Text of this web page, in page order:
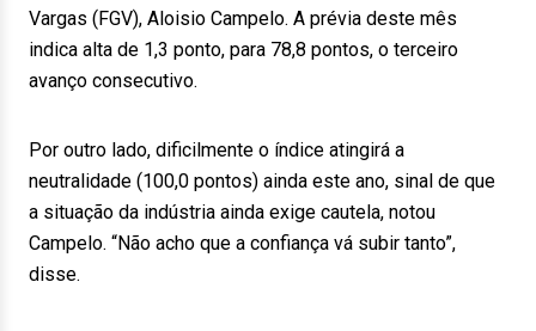
Vargas (FGV), Aloisio Campelo. A prévia deste mês
indica alta de 1,3 ponto, para 78,8 pontos, o terceiro
avanço consecutivo.
Por outro lado, dificilmente o índice atingirá a
neutralidade (100,0 pontos) ainda este ano, sinal de que
a situação da indústria ainda exige cautela, notou
Campelo. “Não acho que a confiança vá subir tanto”,
disse.